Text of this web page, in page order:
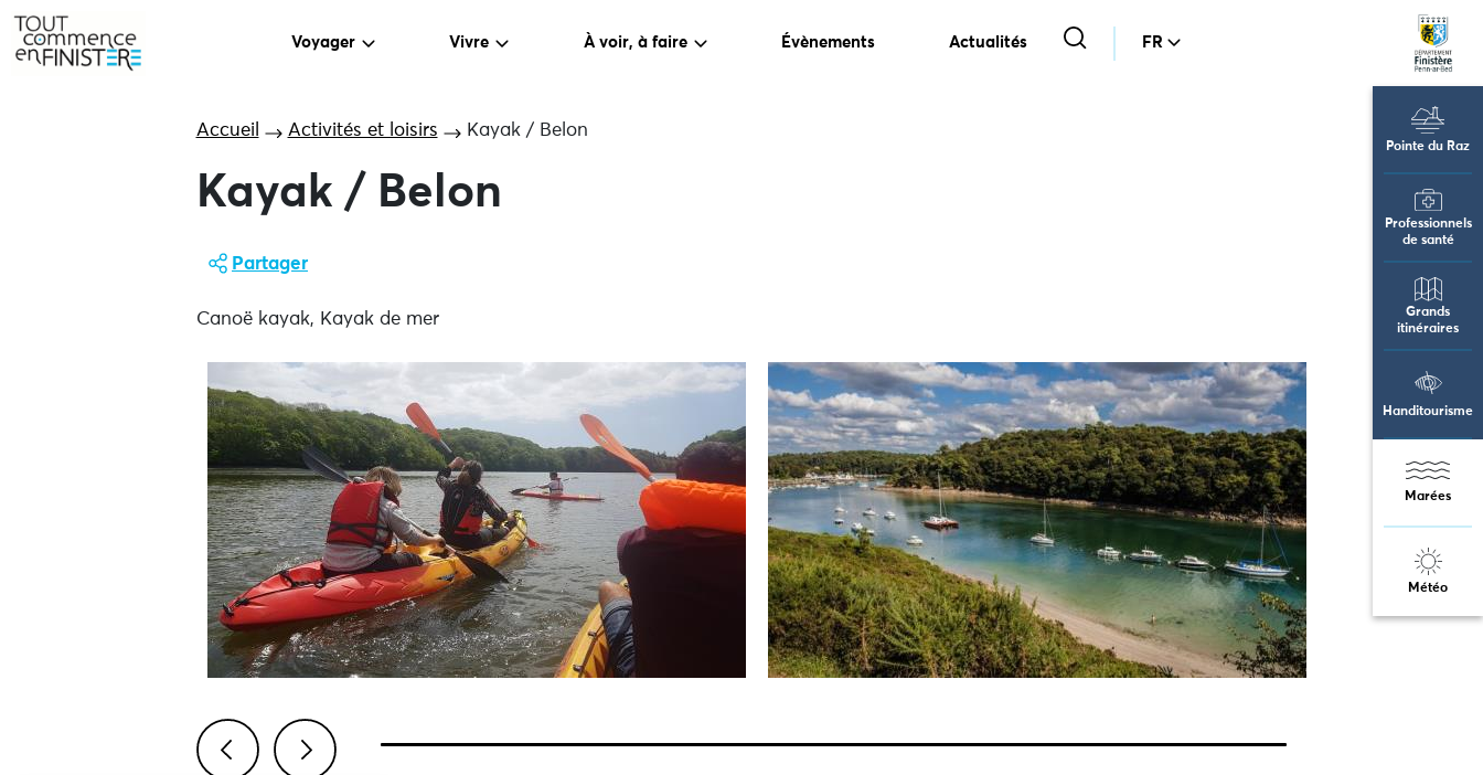
Voyager Vivre À voir, à faire Évènements Actualités FR
Pointe du Raz
Professionnels
de santé
Grands
itinéraires
Handitourisme
Marées
Météo
Accueil Activités et loisirs Kayak / Belon
Kayak / Belon
Partager
Canoë kayak, Kayak de mer